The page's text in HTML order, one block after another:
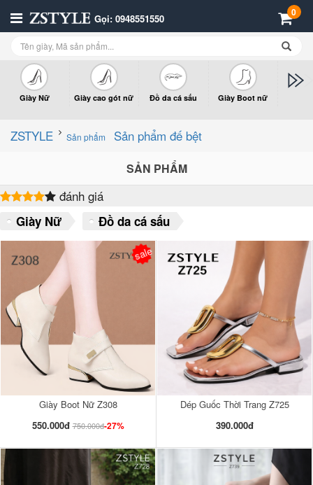
Gọi: 0948551550 0
Giày Nữ Giày cao gót nữ Đồ da cá sấu Giày Boot nữ
ZSTYLE Sản phẩm Sản phẩm đế bệt
SẢN PHẨM
đánh giá
Giày Nữ Đồ da cá sấu
Giày Boot Nữ Z308
550.000đ 750.000đ-27%
sale
Dép Guốc Thời Trang Z725
390.000đ